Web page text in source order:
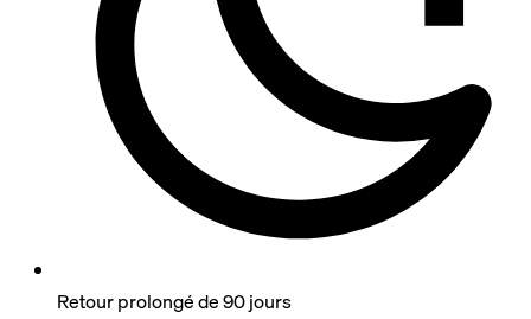
Retour prolongé de 90 jours